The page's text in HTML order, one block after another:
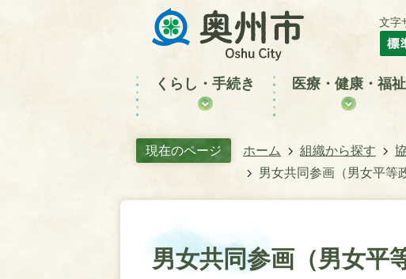
文字
くらし・手続き 医療・健康・福祉
現在のページ ホーム 組織から探す
男女共同参画（男女平等
男女共同参画（男女平